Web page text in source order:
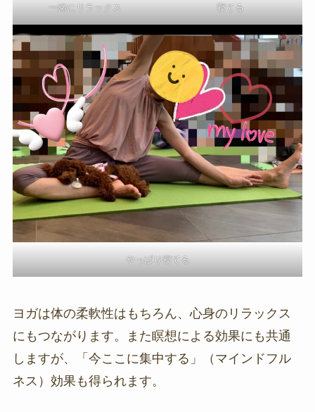
一緒にリラックス 寝てる
やっぱり寝てる
ヨガは体の柔軟性はもちろん、心身のリラックス
にもつながります。また瞑想による効果にも共通
しますが、「今ここに集中する」（マインドフル
ネス）効果も得られます。